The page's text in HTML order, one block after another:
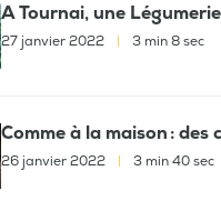
A Tournai, une
27 janvier 2022 3 min 8 sec
Comme à la maison :
26 janvier 2022 3 min 40 sec